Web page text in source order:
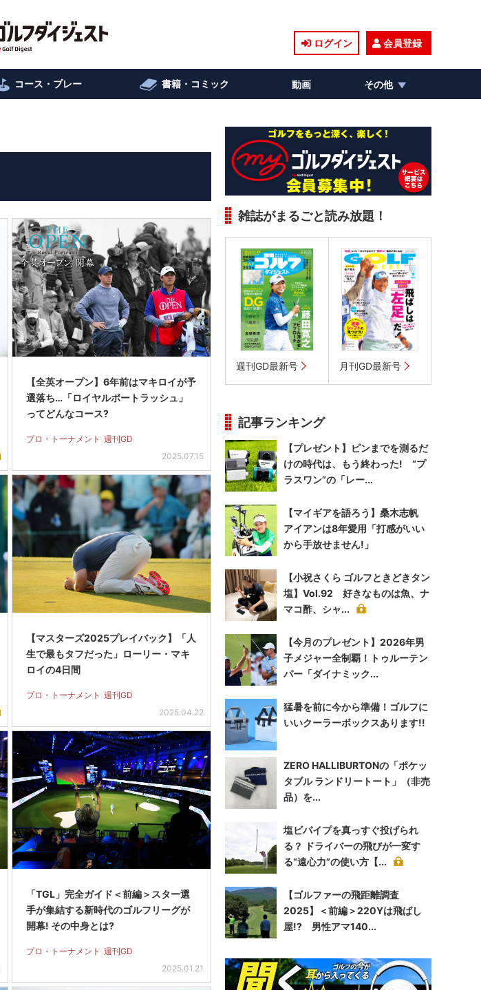
ログイン 会員登録
コース・プレー 書籍・コミック 動画 その他
【全英オープン】6年前はマキロイが予
選落ち…「ロイヤルポートラッシュ」
ってどんなコース?
プロ・トーナメント 週刊GD
2025.07.15
【マスターズ2025プレイバック】「人
生で最もタフだった」ローリー・マキ
ロイの4日間
プロ・トーナメント 週刊GD
2025.04.22
「TGL」完全ガイド＜前編＞スター選
手が集結する新時代のゴルフリーグが
開幕! その中身とは?
プロ・トーナメント 週刊GD
2025.01.21
雑誌がまるごと読み放題！
週刊GD最新号 月刊GD最新号
記事ランキング
【プレゼント】ピンまでを測るだ
けの時代は、もう終わった! “プ
ラスワン”の「レー...
【マイギアを語ろう】桑木志帆
アイアンは8年愛用「打感がいい
から手放せません!」
【小祝さくら ゴルフときどきタン
塩】Vol.92 好きなものは魚、ナ
マコ酢、シャ...
【今月のプレゼント】2026年男
子メジャー全制覇！トゥルーテン
パー「ダイナミック...
猛暑を前に今から準備！ゴルフに
いいクーラーボックスあります!!
ZERO HALLIBURTONの「ポケッ
タブル ランドリートート」（非売
品）を...
塩ビパイプを真っすぐ投げられ
る？ ドライバーの飛びが一変す
る“遠心力”の使い方【...
【ゴルファーの飛距離調査
2025】＜前編＞220Yは飛ばし
屋!? 男性アマ140...